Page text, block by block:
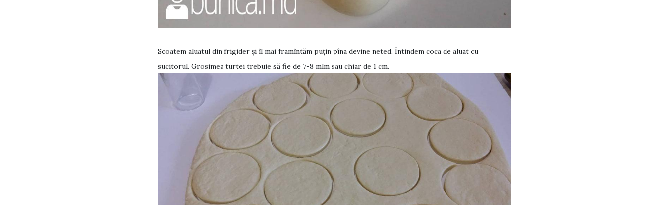
Scoatem aluatul din frigider și îl mai framîntăm puțin pîna devine neted. Întindem coca de aluat cu
sucitorul. Grosimea turtei trebuie să fie de 7-8 mlm sau chiar de 1 cm.